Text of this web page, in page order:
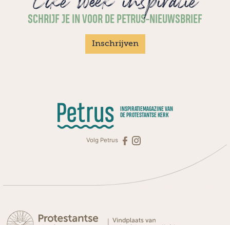
SCHRIJF JE IN VOOR DE PETRUS-NIEUWSBRIEF
Inschrijven
INSPIRATIEMAGAZINE VAN
DE PROTESTANTSE KERK
Volg Petrus